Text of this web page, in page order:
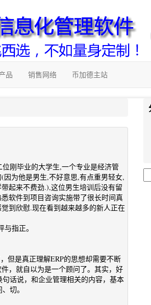
品 销售网络 币加德主站
刚毕业的大学生,一个专业是经济管
为他是男生,不好意思,有点重男轻女,
起来不费劲.),这位男生培训后没有留
软件到项目咨询实施带了很长时间真
到欣慰.现在看到越来越多的新人正在
指正。
但是真正理解ERP的思想却需要不断
，就自以为是一个顾问了。其实，好
话说，和企业管理相关的内容，基本
切。